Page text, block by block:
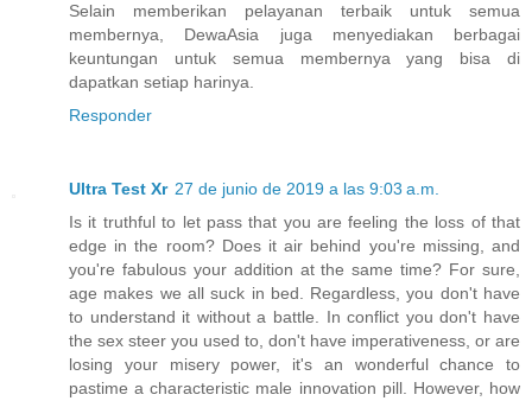
Selain memberikan pelayanan terbaik untuk semua
membernya, DewaAsia juga menyediakan berbagai
keuntungan untuk semua membernya yang bisa di
dapatkan setiap harinya.
Responder
Ultra Test Xr 27 de junio de 2019 a las 9:03 a.m.
Is it truthful to let pass that you are feeling the loss of that
edge in the room? Does it air behind you're missing, and
you're fabulous your addition at the same time? For sure,
age makes we all suck in bed. Regardless, you don't have
to understand it without a battle. In conflict you don't have
the sex steer you used to, don't have imperativeness, or are
losing your misery power, it's an wonderful chance to
pastime a characteristic male innovation pill. However, how